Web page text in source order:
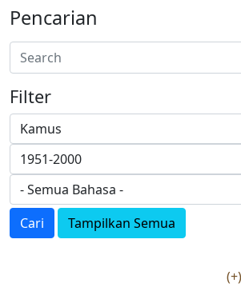
Pencarian
Filter
Cari Tampilkan Semua